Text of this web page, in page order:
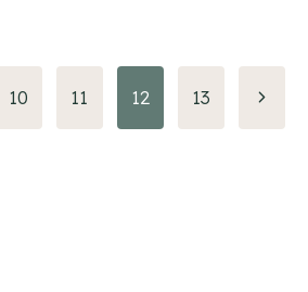
10 11 12 13
Page